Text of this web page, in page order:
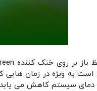
به ویژه در زمان هایی
دمای سیستم کاهش می